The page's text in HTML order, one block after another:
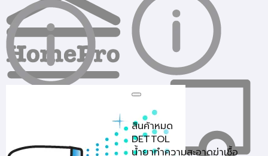
สินค้าหมด
DETTOL
น้ำยาทำความสะอาดฆ่าเชื้อ